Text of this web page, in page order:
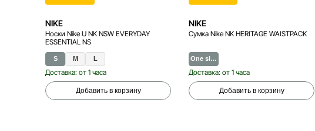
NIKE
Носки Nike U NK NSW EVERYDAY
ESSENTIAL NS
S M L
Доставка: от 1 часа
Добавить в корзину
NIKE
Сумка Nike NK HERITAGE WAISTPACK
One si…
Доставка: от 1 часа
Добавить в корзину